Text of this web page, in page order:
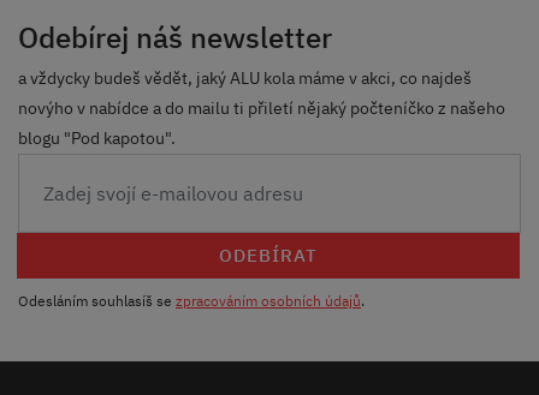
Odebírej náš newsletter
a vždycky budeš vědět, jaký ALU kola máme v akci, co najdeš
novýho v nabídce a do mailu ti přiletí nějaký počteníčko z našeho
blogu "Pod kapotou".
ODEBÍRAT
Odesláním souhlasíš se zpracováním osobních údajů.